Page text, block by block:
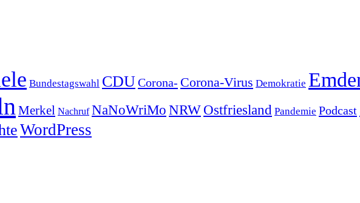
Bundestagswahl CDUCorona- Corona-Virus Demokratie
Merkel Nachruf NaNoWriMo NRWOstfriesland Pandemie Podcast
WordPress